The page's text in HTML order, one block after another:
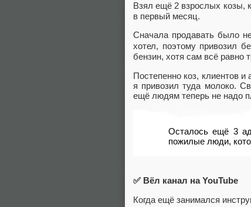
Взял ещё 2 взрослых козы,
в первый месяц.
Сначала продавать было
хотел, поэтому привозил
бензин, хотя сам всё равно
Постепенно коз, клиентов
я привозил туда молоко.
ещё людям теперь не надо
Осталось ещё 3
пожилые люди,
✅ Вёл канал на YouTube
Когда ещё занимался